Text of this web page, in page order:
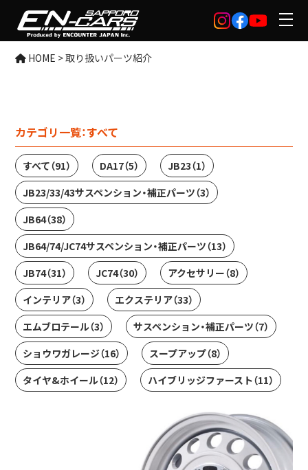
HOME >取り扱いパーツ紹介
カテゴリ一覧：すべて
すべて（91） DA17（5） JB23（1）
JB23/33/43サスペンション・補正パーツ（3）
JB64（38）
JB64/74/JC74サスペンション・補正パーツ（13）
JB74（31） JC74（30） アクセサリー（8）
インテリア（3） エクステリア（33）
エムブロテール（3） サスペンション・補正パーツ（7）
ショウワガレージ（16） スープアップ（8）
タイヤ&ホイール（12） ハイブリッジファースト（11）